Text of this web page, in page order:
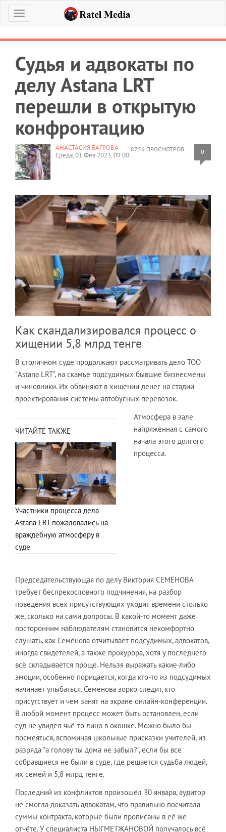
Меню
Судья и адвокаты по
делу Astana LRT
перешли в открытую
конфронтацию
8756 ПРОСМОТРОВ 0
АНАСТАСИЯ БАГРОВА
Среда, 01 Фев 2023, 09:00
Как скандализировался процесс о
хищении 5,8 млрд тенге
В столичном суде продолжают рассматривать дело ТОО
"Astana LRT", на скамье подсудимых бывшие бизнесмены
и чиновники. Их обвиняют в хищении денег на стадии
проектирования системы автобусных перевозок.
ЧИТАЙТЕ ТАКЖЕ
Участники процесса дела
Astana LRT пожаловались на
враждебную атмосферу в
суде
Атмосфера в зале
напряжённая с самого
начала этого долгого
процесса.
Председательствующая по делу Виктория СЕМЁНОВА
требует беспрекословного подчинения, на разбор
поведения всех присутствующих уходит времени столько
же, сколько на сами допросы. В какой-то момент даже
посторонним наблюдателям становится некомфортно
слушать, как Семёнова отчитывает подсудимых, адвокатов,
иногда свидетелей, а также прокурора, хотя у последнего
всё складывается проще. Нельзя выражать какие-либо
эмоции, особенно порицается, когда кто-то из подсудимых
начинает улыбаться. Семёнова зорко следит, кто
присутствует и чем занят на экране онлайн-конференции.
В любой момент процесс может быть остановлен, если
суд не увидел чьё-то лицо в окошке. Можно было бы
посмеяться, вспоминая школьные присказки учителей, из
разряда "а голову ты дома не забыл?", если бы все
собравшиеся не были в суде, где решается судьба людей,
их семей и 5,8 млрд тенге.
Последний из конфликтов произошёл 30 января, аудитор
не смогла доказать адвокатам, что правильно посчитала
суммы контракта, которые были прописаны в её же
отчёте. У специалиста НЫГМЕТЖАНОВОЙ получалось всё